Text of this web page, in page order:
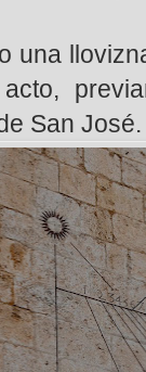
una
San José.